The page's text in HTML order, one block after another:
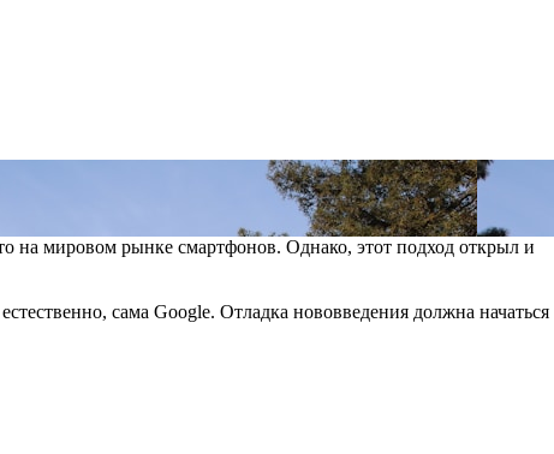
на мировом рынке смартфонов. Однако, этот подход открыл и
сама Google. Отладка нововведения должна начаться